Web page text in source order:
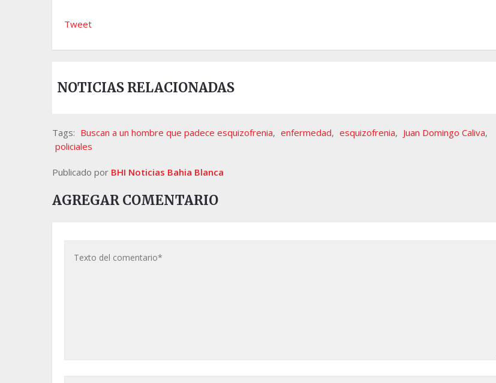
Tweet
NOTICIAS RELACIONADAS
Tags: Buscan a un hombre que padece esquizofrenia, enfermedad, esquizofrenia, Juan Domingo Caliva,
policiales
Publicado por BHI Noticias Bahia Blanca
AGREGAR COMENTARIO